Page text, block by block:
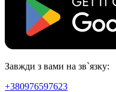
Завжди з вами на зв`язку:
+380976597623